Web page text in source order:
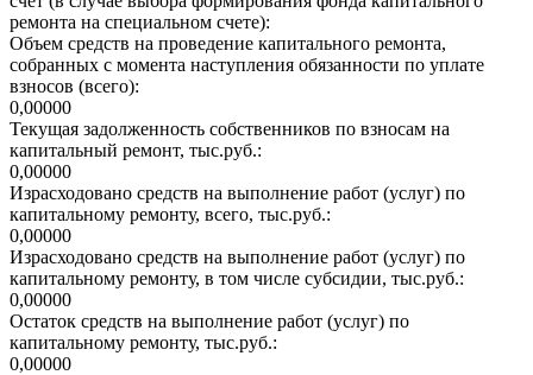
ремонта на специальном счете):
Объем средств на проведение капитального ремонта,
собранных с момента наступления обязанности по уплате
взносов (всего):
0,00000
Текущая задолженность собственников по взносам на
капитальный ремонт, тыс.руб.:
0,00000
Израсходовано средств на выполнение работ (услуг) по
капитальному ремонту, всего, тыс.руб.:
0,00000
Израсходовано средств на выполнение работ (услуг) по
капитальному ремонту, в том числе субсидии, тыс.руб.:
0,00000
Остаток средств на выполнение работ (услуг) по
капитальному ремонту, тыс.руб.:
0,00000